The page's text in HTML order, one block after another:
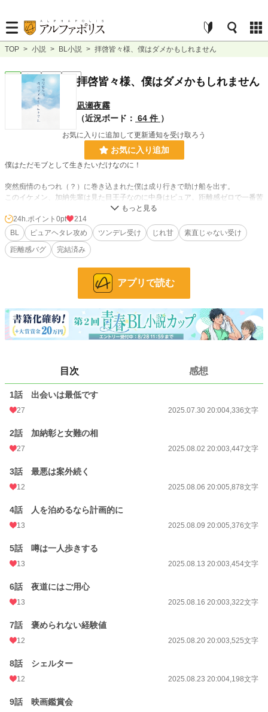
TOP > 小説 > BL小説 > 拝啓皆々様、僕はダメかもしれません
完結 長編 拝啓皆々様、僕はダメかもしれません
凪瀬夜霧
（近況ボード： 64 件 ）
お気に入りに追加して更新通知を受け取ろう
お気に入り追加
僕はただモブとして生きたいだけなのに！
突然痴情のもつれ（？）に巻き込まれた僕は成り行きで助け船を出す。
このイケメン、加納先輩は見た目王子なのに中身はピュア。距離感ゼロで一番苦
手なタイプなのに何故か憎めずズルズルと一緒にいる事に。
隠れ腐男子の僕は恋愛は物語で。自分は壁希望なのにこの人と居ると妙にドキド
キさせられて……いや！ 違う！ 気のせいだ!！
ピュアでヘタレだけれど距離感ゼロの先輩・彰と
二人のじれ甘な大学生ＢＬ物語。
228,623 位 / 228,623 件
BL 31,391 位 / 31,391 件
お気に入り 27
文字数 57,823
初回完結日時
週間ポイント 21 pt (62,459 位)
月間ポイント
年間ポイント 11,220 pt (29,230 位)
累計ポイント
24h.ポイント 0pt
214
BL
ピュアヘタレ攻め ツンデレ受け じれ甘
素直じゃない受け
距離感バグ
完結済み
アプリで読む
目次 感想
1話 出会いは最低です
27 2025.07.30 20:004,336文字
2話 加納彰と女難の相
27 2025.08.02 20:003,447文字
3話 最悪は案外続く
12 2025.08.06 20:005,878文字
4話 人を泊めるなら計画的に
13 2025.08.09 20:005,376文字
5話 噂は一人歩きする
13 2025.08.13 20:003,454文字
6話 夜道にはご用心
13 2025.08.16 20:003,322文字
7話 褒められない経験値
12 2025.08.20 20:003,525文字
8話 シェルター
12 2025.08.23 20:004,198文字
9話 映画鑑賞会